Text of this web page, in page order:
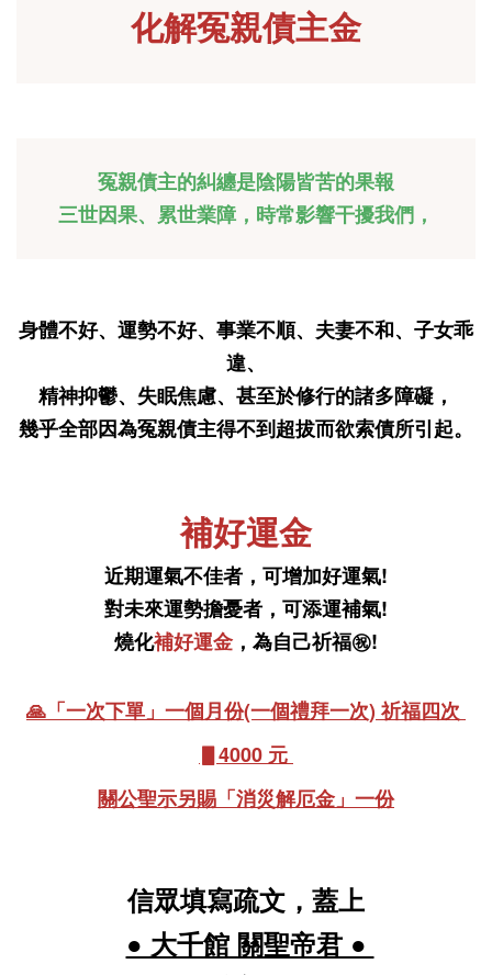
化解冤親債主金
冤親債主的糾纏是陰陽皆苦的果報
三世因果、累世業障，時常影響干擾我們，
身體不好、運勢不好、事業不順、夫妻不和、子女乖
違、
精神抑鬱、失眠焦慮、甚至於修行的諸多障礙，
幾乎全部因為冤親債主得不到超拔而欲索債所引起。
補好運金
近期運氣不佳者，可增加好運氣!
對未來運勢擔憂者，可添運補氣!
燒化補好運金 ，為自己祈福㊗️!
🙏「一次下單」 一個月份(一個禮拜一次) 祈福四次
▋4000 元
關公聖示另賜「消災解厄金」 一份
信眾填寫疏文，蓋上
● 大千館 關聖帝君 ●